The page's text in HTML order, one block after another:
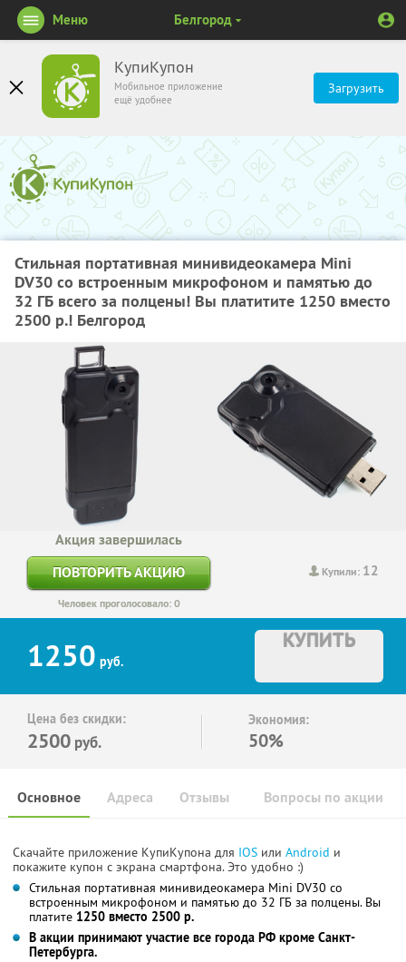
КупиКупон
Мобильное приложение
ещё удобнее
Загрузить
Меню Белгород
Стильная портативная минивидеокамера Mini
DV30 со встроенным микрофоном и памятью до
32 ГБ всего за полцены! Вы платитите 1250 вместо
2500 р.! Белгород
Купили: 12
Акция завершилась
ПОВТОРИТЬ АКЦИЮ
Человек проголосовало: 0
1250 руб.
КУПИТЬ
Цена без скидки:
2500 руб.
Экономия:
50%
Основное Отзывы Вопросы по акции
Адреса
Скачайте приложение КупиКупона для IOS или Android и
покажите купон с экрана смартфона. Это удобно :)
Стильная портативная минивидеокамера Mini DV30 со
встроенным микрофоном и памятью до 32 ГБ за полцены. Вы
платите 1250 вместо 2500 р.
В акции принимают участие все города РФ кроме Санкт-
Петербурга.